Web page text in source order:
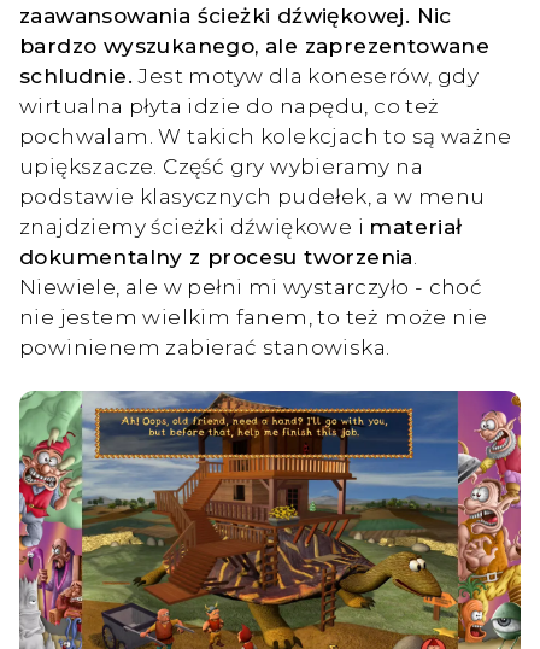
zaawansowania ścieżki dźwiękowej. Nic
bardzo wyszukanego, ale zaprezentowane
schludnie.Jest motyw dla koneserów, gdy
wirtualna płyta idzie do napędu, co też
pochwalam. W takich kolekcjach to są ważne
upiększacze. Część gry wybieramy na
podstawie klasycznych pudełek, a w menu
znajdziemy ścieżki dźwiękowe i materiał
dokumentalny z procesu tworzenia
Niewiele, ale w pełni mi wystarczyło - choć
nie jestem wielkim fanem, to też może nie
powinienem zabierać stanowiska.